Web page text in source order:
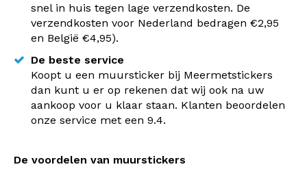
snel in huis tegen lage verzendkosten. De
verzendkosten voor Nederland bedragen €2,95
en België €4,95).
De beste service
Koopt u een muursticker bij Meermetstickers
dan kunt u er op rekenen dat wij ook na uw
aankoop voor u klaar staan. Klanten beoordelen
onze service met een 9.4.
De voordelen van muurstickers